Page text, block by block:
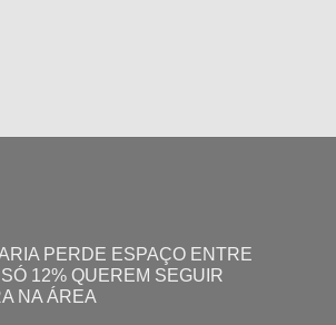
PERDE ESPAÇO ENTRE
12% QUEREM SEGUIR
NA ÁREA